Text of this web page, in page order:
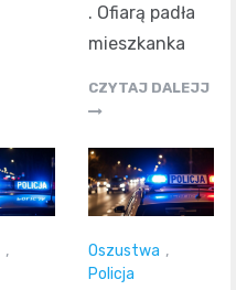
. Ofiarą padła
mieszkanka
CZYTAJ DALEJJ
,
Oszustwa ,
Policja